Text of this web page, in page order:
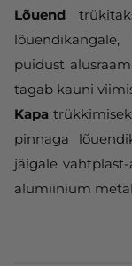
Lõuend
puidust
tagab kauni
Kapa
pinnaga
jäigale
alumiinium